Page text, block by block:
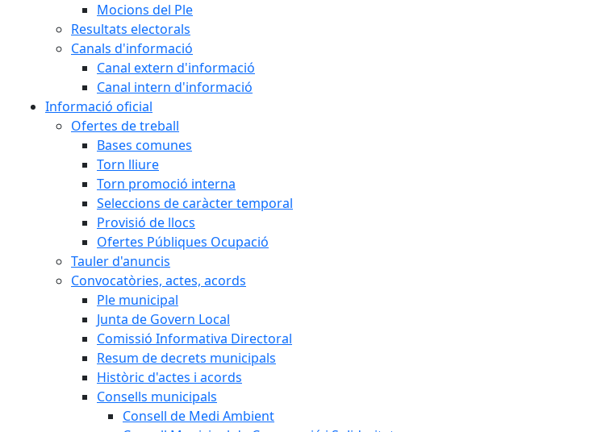
Mocions del Ple
Resultats electorals
Canals d'informació
Canal extern d'informació
Canal intern d'informació
Informació oficial
Ofertes de treball
Bases comunes
Torn lliure
Torn promoció interna
Seleccions de caràcter temporal
Provisió de llocs
Ofertes Públiques Ocupació
Tauler d'anuncis
Convocatòries, actes, acords
Ple municipal
Junta de Govern Local
Comissió Informativa Directoral
Resum de decrets municipals
Històric d'actes i acords
Consells municipals
Consell de Medi Ambient